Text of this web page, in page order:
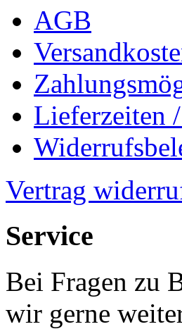
AGB
Lieferzeiten
Vertrag
Service
Bei Fragen zu
wir gerne